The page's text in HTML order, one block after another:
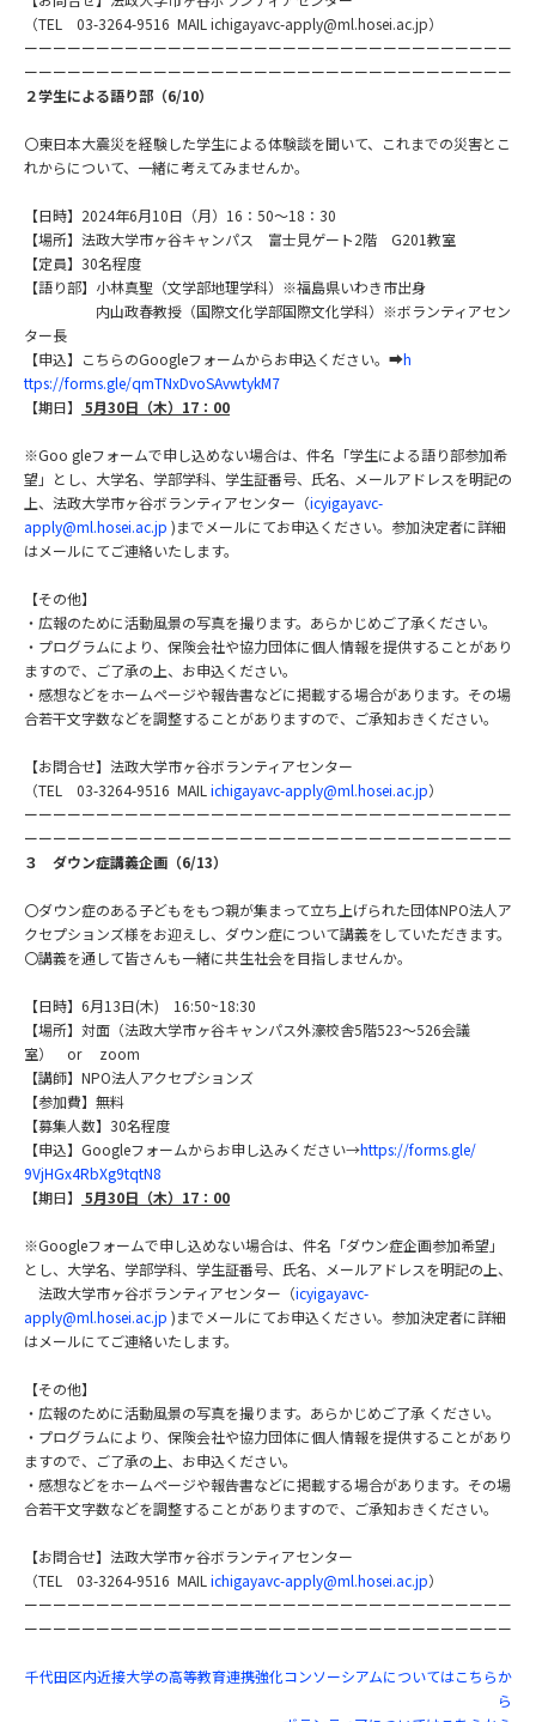
（TEL 03-3264-9516 MAIL ichigayavc-apply@ml.hosei.ac.jp）
ーーーーーーーーーーーーーーーーーーーーーーーーーーーーーーーーーー
ーーーーーーーーーーーーーーーーーーーーーーーーーーーーーーーーーー
２学生による語り部（6/10）
〇東日本大震災を経験した学生による体験談を聞いて、
これまでの災害とこ
れからについて、一緒に考えてみませんか。
【日時】2024年6月10日（月）16：50～18：30
【場所】法政大学市ヶ谷キャンパス 富士見ゲート2階 G201教室
【定員】30名程度
【語り部】小林真聖（文学部地理学科）※福島県いわき市出身
内山政春教授（国際文化学部国際文化学科）※ボランティアセン
ター長
【申込】こちらのGoogleフォームからお申込ください。➡h
ttps://forms.gle/qmTNxDvoSAvwtykM7
【期日】
5月30日（木）17：00
※Goo gleフォームで申し込めない場合は、件名「学生による語り部参加希
望」とし、大学名、学部学科、 学生証番号、氏名、メールアドレスを明記の
上、法政大学市ヶ谷ボランティアセンター（icyigayavc-
apply@ml.hosei.ac.jp )までメールにてお申込ください。 参加決定者に詳細
はメールにてご連絡いたします。
【その他】
・広報のために活動風景の写真を撮ります。 あらかじめご了承ください。
・プログラムにより、 保険会社や協力団体に個人情報を提供することがあり
ますので、
ご了承の上、お申込ください。
・ 感想などをホームページや報告書などに掲載する場合があります。 その場
合若干文字数などを調整することがありますので、ご承知おきください。
【お問合せ】法政大学市ヶ谷ボランティアセンター
（TEL 03-3264-9516 MAIL ichigayavc-apply@ml.hosei.ac.jp）
ーーーーーーーーーーーーーーーーーーーーーーーーーーーーーーーーーー
ーーーーーーーーーーーーーーーーーーーーーーーーーーーーーーーーーー
３ ダウン症講義企画（6/13）
〇ダウン症のある子どもをもつ親が集まって立ち上げられた団体NPO法人ア
クセプションズ様をお迎えし、 ダウン症について講義をしていただきます。
〇講義を通して皆さんも一緒に共生社会を目指しませんか。
【日時】6月13日(木) 16:50~18:30
【場所】対面（法政大学市ヶ谷キャンパス外濠校舎5階523～526会議
室） or zoom
【講師】NPO法人アクセプションズ
【参加費】無料
【募集人数】30名程度
【申込】Googleフォームからお申し込みください→https://forms.gle/
9VjHGx4RbXg9tqtN8
【期日】
5月30日（木）17：00
※Googleフォームで申し込めない場合は、件名「ダウン症企画参加希望」
とし、大学名、学部学科、学生証番号、
氏名、メールアドレスを明記の上、
法政大学市ヶ谷ボランティアセンター（icyigayavc-
apply@ml.hosei.ac.jp )までメールにてお申込ください。 参加決定者に詳細
はメールにてご連絡いたします。
【その他】
・広報のために活動風景の写真を撮ります。あらかじめご了承 ください。
・プログラムにより、 保険会社や協力団体に個人情報を提供することがあり
ますので、
ご了承の上、お申込ください。
・ 感想などをホームページや報告書などに掲載する場合があります。 その場
合若干文字数などを調整することがありますので、
ご承知おきください。
【お問合せ】法政大学市ヶ谷ボランティアセンター
（TEL 03-3264-9516 MAIL ichigayavc-apply@ml.hosei.ac.jp）
ーーーーーーーーーーーーーーーーーーーーーーーーーーーーーーーーーー
ーーーーーーーーーーーーーーーーーーーーーーーーーーーーーーーーーー
千代田区内近接大学の高等教育連携強化コンソーシアムについてはこちらか
ら